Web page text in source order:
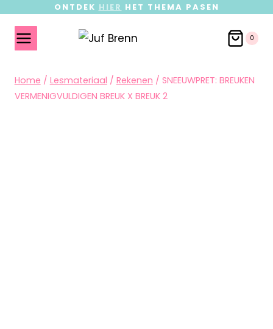
ONTDEK HIER HET THEMA PASEN
0
Home / Lesmateriaal / Rekenen / SNEEUWPRET: BREUKEN
VERMENIGVULDIGEN BREUK X BREUK 2